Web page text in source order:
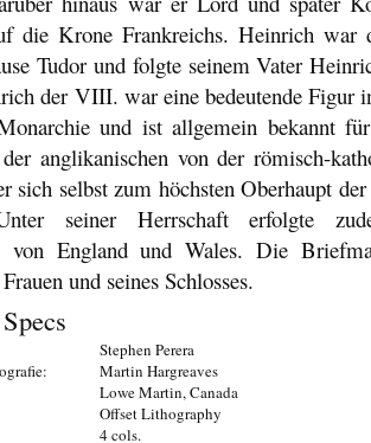
die Krone Frankreichs. Heinrich war
Tudor und folgte seinem Vater
der VIII. war eine bedeutende Figur
und ist allgemein bekannt
anglikanischen von der römisch-
sich selbst zum höchsten Oberhaupt
seiner Herrschaft erfolgte
von England und Wales. Die
und seines Schlosses.
Stephen Perera
Martin Hargreaves
Lowe Martin, Canada
Offset Lithography
4 cols.